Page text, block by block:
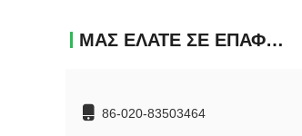
ΜΑΣ ΕΛΆΤΕ ΣΕ ΕΠΑΦΉ ΜΕ
86-020-83503464